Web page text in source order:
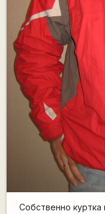
Собственно куртка